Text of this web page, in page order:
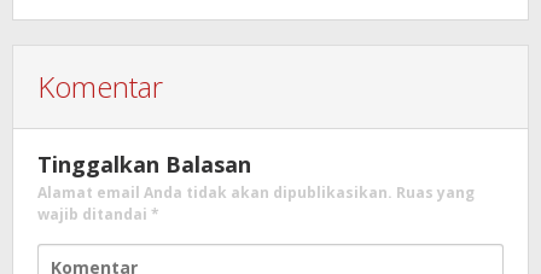
Komentar
Tinggalkan Balasan
Alamat email Anda tidak akan dipublikasikan. Ruas yang
wajib ditandai *